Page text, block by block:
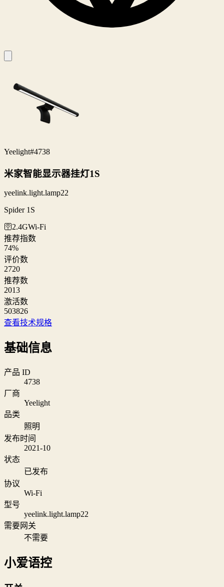
Yeelight#4738
米家智能显示器挂灯1S
yeelink.light.lamp22
Spider 1S
🛜2.4GWi‑Fi
推荐指数
74%
评价数
2720
推荐数
2013
激活数
503826
查看技术规格
基础信息
产品 ID
4738
厂商
Yeelight
品类
照明
发布时间
2021-10
状态
已发布
协议
Wi‑Fi
型号
yeelink.light.lamp22
需要网关
不需要
小爱语控